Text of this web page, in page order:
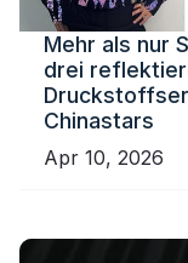
Mehr als nur
drei
Chinastars
Apr 10, 2026